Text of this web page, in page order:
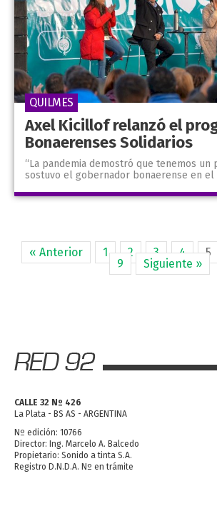
Axel Kicillof relanzó el
Bonaerenses Solidarios
“La pandemia demostró que tenemos un
sostuvo el gobernador bonaerense en el
QUILMES
« Anterior 1 2 3 4 5
9
Siguiente »
CALLE 32 Nº 426
La Plata - BS AS - ARGENTINA
Nº edición: 10766
Director: Ing. Marcelo A. Balcedo
Propietario: Sonido a tinta S.A.
Registro D.N.D.A. Nº en trámite